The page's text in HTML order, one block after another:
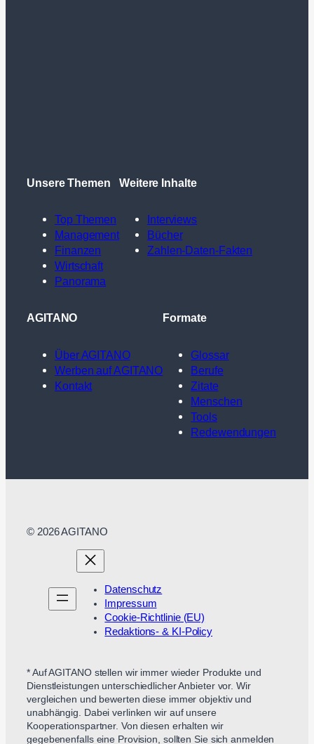
Unsere Themen
Top Themen
Management
Finanzen
Wirtschaft
Panorama
Weitere Inhalte
Interviews
Bücher
Zahlen-Daten-Fakten
AGITANO
Über AGITANO
Werben auf AGITANO
Kontakt
Formate
Glossar
Berufe
Zitate
Menschen
Tools
Redewendungen
© 2026 AGITANO
Datenschutz
Impressum
Cookie-Richtlinie (EU)
Redaktions- & KI-Policy
* Auf AGITANO stellen wir immer wieder Produkte und
Dienstleistungen unterschiedlicher Anbieter vor. Wir
vergleichen und bewerten diese immer objektiv und
unabhängig. Dabei verlinken wir auf unsere
Kooperationspartner. Von diesen erhalten wir
gegebenenfalls eine Provision, sollten Sie sich anmelden